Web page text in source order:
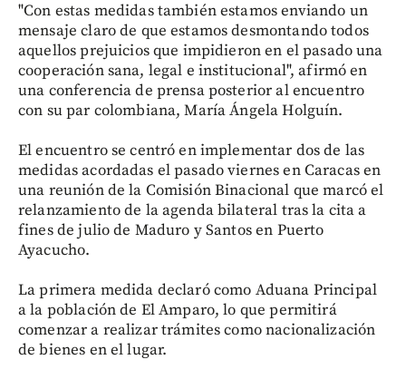
"Con estas medidas también estamos enviando un
mensaje claro de que estamos desmontando todos
aquellos prejuicios que impidieron en el pasado una
cooperación sana, legal e institucional", afirmó en
una conferencia de prensa posterior al encuentro
con su par colombiana, María Ángela Holguín.
El encuentro se centró en implementar dos de las
medidas acordadas el pasado viernes en Caracas en
una reunión de la Comisión Binacional que marcó el
relanzamiento de la agenda bilateral tras la cita a
fines de julio de Maduro y Santos en Puerto
Ayacucho.
La primera medida declaró como Aduana Principal
a la población de El Amparo, lo que permitirá
comenzar a realizar trámites como nacionalización
de bienes en el lugar.